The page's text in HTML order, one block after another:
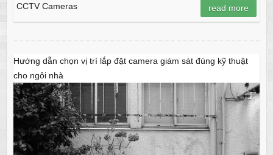
CCTV Cameras
read more
Hướng dẫn chọn vị trí lắp đặt camera giám sát đúng kỹ thuật
cho ngôi nhà